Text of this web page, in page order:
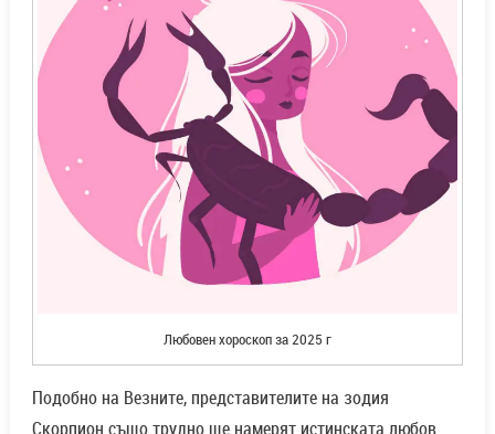
Любовен хороскоп за 2025 г
Подобно на Везните, представителите на зодия
Скорпион също трудно ще намерят истинската любов